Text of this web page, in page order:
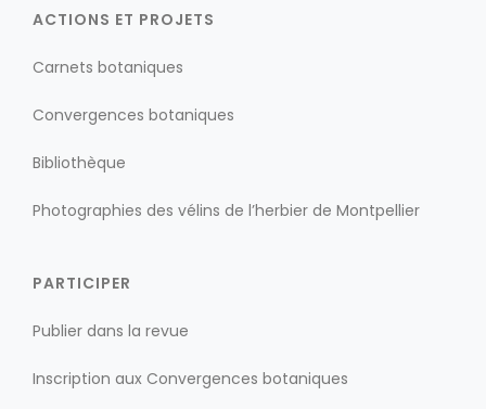
ACTIONS ET PROJETS
Carnets botaniques
Convergences botaniques
Bibliothèque
Photographies des vélins de l’herbier de Montpellier
PARTICIPER
Publier dans la revue
Inscription aux Convergences botaniques